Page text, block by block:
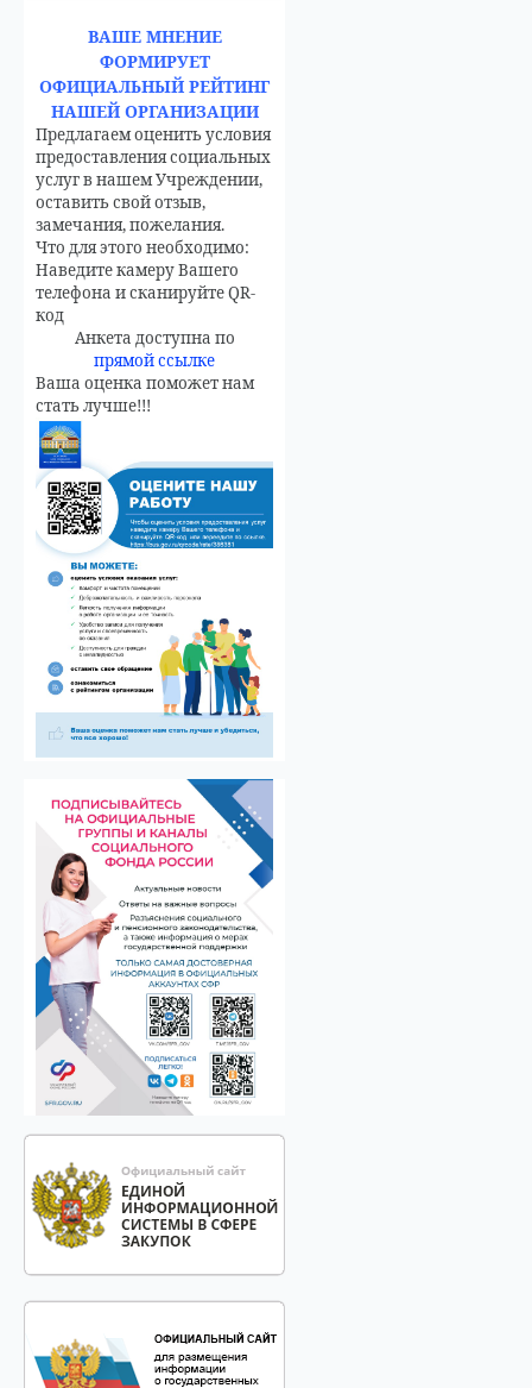
ВАШЕ МНЕНИЕ
ФОРМИРУЕТ
ОФИЦИАЛЬНЫЙ РЕЙТИНГ
НАШЕЙ ОРГАНИЗАЦИИ
Предлагаем оценить условия
предоставления социальных
услуг в нашем Учреждении,
оставить свой отзыв,
замечания, пожелания.
Что для этого необходимо:
Наведите камеру Вашего
телефона и сканируйте QR-
код
Анкета доступна по
прямой ссылке
Ваша оценка поможет нам
стать лучше!!!